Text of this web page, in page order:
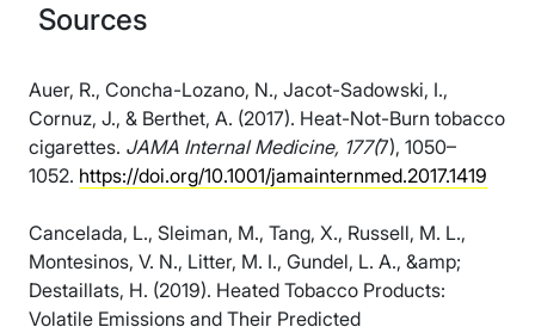
Sources
Auer, R., Concha-Lozano, N., Jacot-Sadowski, I.,
Cornuz, J., & Berthet, A. (2017). Heat-Not-Burn tobacco
cigarettes. JAMA Internal Medicine, 177(7), 1050–
1052. https://doi.org/10.1001/jamainternmed.2017.1419
Cancelada, L., Sleiman, M., Tang, X., Russell, M. L.,
Montesinos, V. N., Litter, M. I., Gundel, L. A., &amp;
Destaillats, H. (2019). Heated Tobacco Products:
Volatile Emissions and Their Predicted